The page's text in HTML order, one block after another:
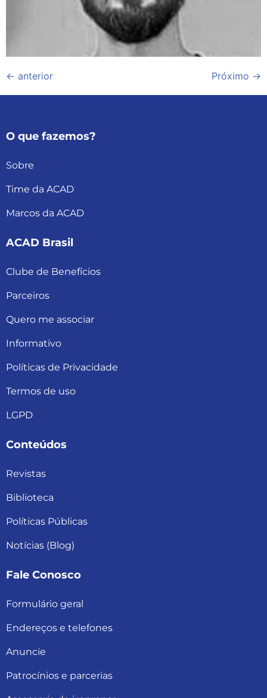
← anterior Próximo →
O que fazemos?
Sobre
Time da ACAD
Marcos da ACAD
ACAD Brasil
Clube de Benefícios
Parceiros
Quero me associar
Informativo
Políticas de Privacidade
Termos de uso
LGPD
Conteúdos
Revistas
Biblioteca
Políticas Públicas
Notícias (Blog)
Fale Conosco
Formulário geral
Endereços e telefones
Anuncie
Patrocínios e parcerias